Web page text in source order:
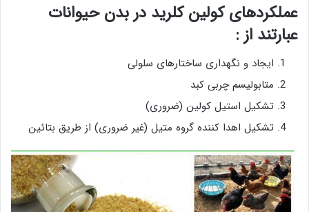
عملکردهای کولین کلرید در بدن حیوانات
عبارتند از :
ایجاد و نگهداری ساختارهای سلولی
متابولیسم چربی کبد
تشکیل استیل کولین (ضروری)
تشکیل اهدا کننده گروه متیل (غیر ضروری) از طریق بتائین